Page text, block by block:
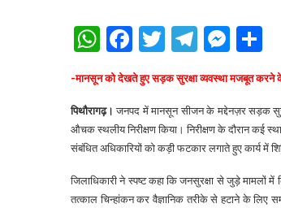
WhatsApp
Facebook
Twitter
-मानसून को देखते हुए सड़क सुरक्षा व्यवस्था मजबूत करने
पिथौरागढ़। जनपद में मानसून सीजन के मद्देनज़र सड़क
औचक स्थलीय निरीक्षण किया। निरीक्षण के दौरान कई
संबंधित अधिकारियों को कड़ी फटकार लगाते हुए कार्य में
जिलाधिकारी ने स्पष्ट कहा कि जनसुरक्षा से जुड़े मामलों में
तत्काल चिन्हांकन कर वैज्ञानिक तरीके से हटाने के लिए